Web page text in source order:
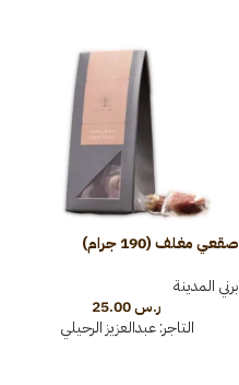
صقعي مغلف (190 جرام)
برني المدينة
ر.س25.00
التاجر:عبدالعزيز الرحيلي